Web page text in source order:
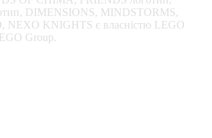
DIMENSIONS, MINDSTORMS,
NEXO KNIGHTS є власністю LEGO
Group.